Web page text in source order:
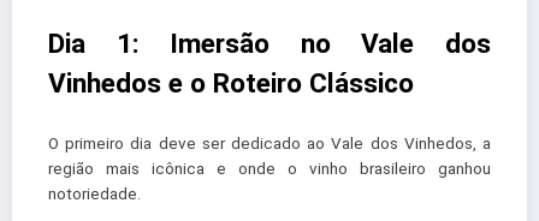
Dia 1: Imersão no Vale dos
Vinhedos e o Roteiro Clássico
O primeiro dia deve ser dedicado ao Vale dos Vinhedos, a
região mais icônica e onde o vinho brasileiro ganhou
notoriedade.